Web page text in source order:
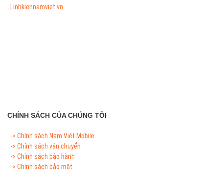
Linhkiennamviet.vn
CHÍNH SÁCH CỦA CHÚNG TÔI
-> Chính sách Nam Việt Mobile
-> Chính sách vận chuyển
-> Chính sách bảo hành
-> Chính sách bảo mật